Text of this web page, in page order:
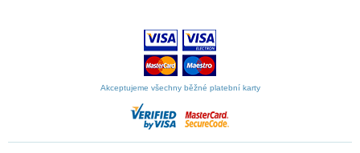
Akceptujeme všechny běžné platební karty